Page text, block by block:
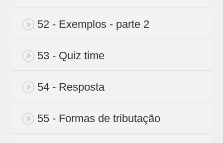
52 - Exemplos - parte 2
53 - Quiz time
54 - Resposta
55 - Formas de tributação